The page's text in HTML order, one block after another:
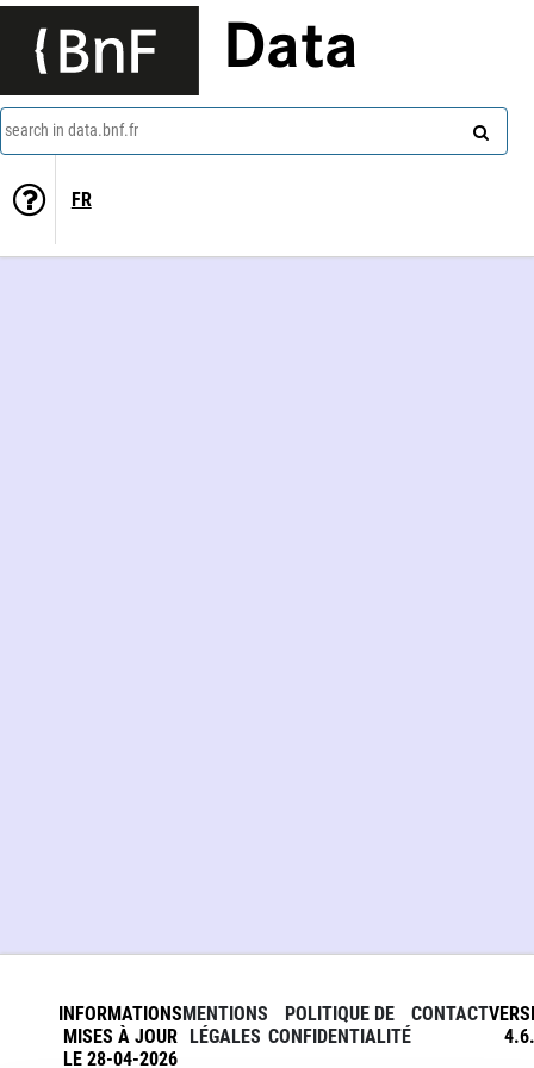
Data
search in data.bnf.fr
FR
INFORMATIONS
MISES À JOUR
LE 28-04-2026
MENTIONS
LÉGALES
POLITIQUE DE
CONFIDENTIALITÉ
CONTACT